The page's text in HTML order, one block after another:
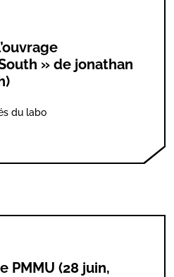
» de jonathan
du labo
PMMU (28 juin,